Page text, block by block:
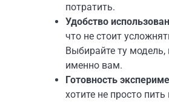
потратить.
Удобство
что не стоит
Выбирайте ту модель,
именно вам.
Готовность
хотите не просто